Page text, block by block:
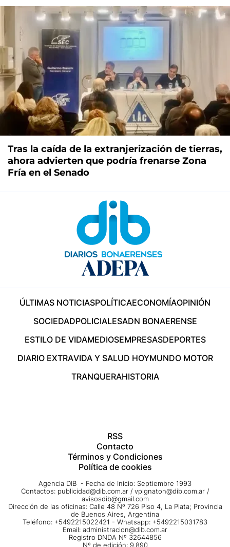
Tras la caída de la extranjerización de tierras,
ahora advierten que podría frenarse Zona
Fría en el Senado
ÚLTIMAS NOTICIASPOLÍTICAECONOMÍAOPINIÓN
SOCIEDADPOLICIALESADN BONAERENSE
ESTILO DE VIDAMEDIOSEMPRESASDEPORTES
DIARIO EXTRAVIDA Y SALUD HOYMUNDO MOTOR
TRANQUERAHISTORIA
RSS
Contacto
Términos y Condiciones
Política de cookies
Agencia DIB - Fecha de Inicio: Septiembre 1993
Contactos: publicidad@dib.com.ar / vpignaton@dib.com.ar /
avisosdib@gmail.com
Dirección de las oficinas: Calle 48 Nº 726 Piso 4, La Plata; Provincia
de Buenos Aires, Argentina
Teléfono: +5492215022421 - Whatsapp: +5492215031783
Email: administracion@dib.com.ar
Registro DNDA Nº 32644856
Nº de edición: 9.890